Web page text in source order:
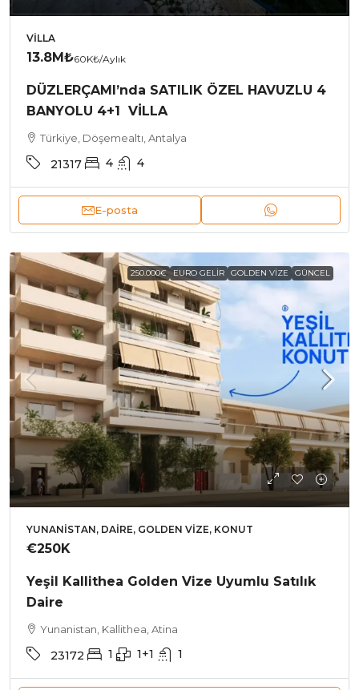
VILLA
13.8M₺60K₺/Aylık
DÜZLERÇAMI’nda SATILIK ÖZEL HAVUZLU 4
BANYOLU 4+1 VİLLA
Türkiye, Döşemealtı, Antalya
21317 4 4
E-posta
250.000€ EURO GELIR GOLDEN VIZE GÜNCEL
YUNANISTAN, DAIRE, GOLDEN VIZE, KONUT
€250K
Yeşil Kallithea Golden Vize Uyumlu Satılık
Daire
Yunanistan, Kallithea, Atina
23172 1 1+1 1